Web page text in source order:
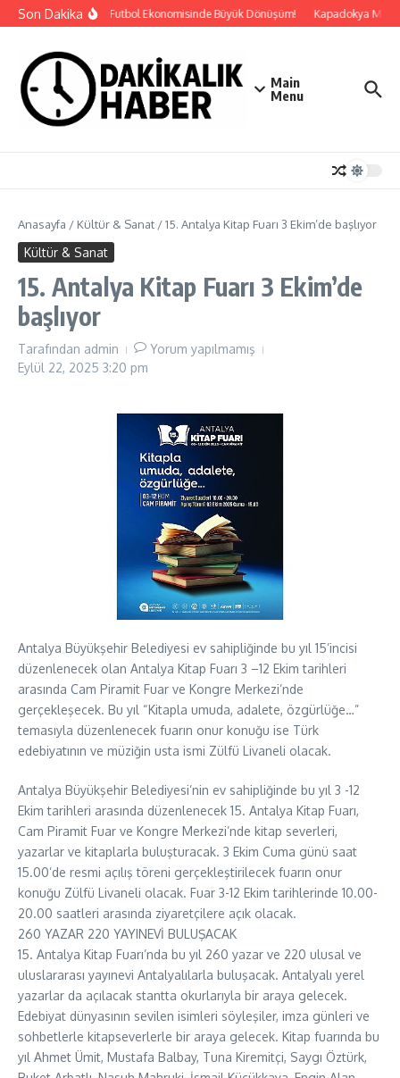
İçeriğe atla
Son DakikaKüresel Futbol Ekonomisinde Büyük Dönüşüm! Kapadokya
Main
Menu
Anasayfa / Kültür & Sanat /15. Antalya Kitap Fuarı 3 Ekim’de başlıyor
Kültür & Sanat
15. Antalya Kitap Fuarı 3 Ekim’de
başlıyor
Tarafından admin
Yorum yapılmamış
Eylül 22, 2025 3:20 pm
Antalya Büyükşehir Belediyesi ev sahipliğinde bu yıl 15’incisi
düzenlenecek olan Antalya Kitap Fuarı 3 –12 Ekim tarihleri
arasında Cam Piramit Fuar ve Kongre Merkezi’nde
gerçekleşecek. Bu yıl “Kitapla umuda, adalete, özgürlüğe…”
temasıyla düzenlenecek fuarın onur konuğu ise Türk
edebiyatının ve müziğin usta ismi Zülfü Livaneli olacak.
Antalya Büyükşehir Belediyesi’nin ev sahipliğinde bu yıl 3 -12
Ekim tarihleri arasında düzenlenecek 15. Antalya Kitap Fuarı,
Cam Piramit Fuar ve Kongre Merkezi’nde kitap severleri,
yazarlar ve kitaplarla buluşturacak. 3 Ekim Cuma günü saat
15.00’de resmi açılış töreni gerçekleştirilecek fuarın onur
konuğu Zülfü Livaneli olacak. Fuar 3-12 Ekim tarihlerinde 10.00-
20.00 saatleri arasında ziyaretçilere açık olacak.
260 YAZAR 220 YAYINEVİ BULUŞACAK
15. Antalya Kitap Fuarı’nda bu yıl 260 yazar ve 220 ulusal ve
uluslararası yayınevi Antalyalılarla buluşacak. Antalyalı yerel
yazarlar da açılacak stantta okurlarıyla bir araya gelecek.
Edebiyat dünyasının sevilen isimleri söyleşiler, imza günleri ve
sohbetlerle kitapseverlerle bir araya gelecek. Kitap fuarında bu
yıl Ahmet Ümit, Mustafa Balbay, Tuna Kiremitçi, Saygı Öztürk,